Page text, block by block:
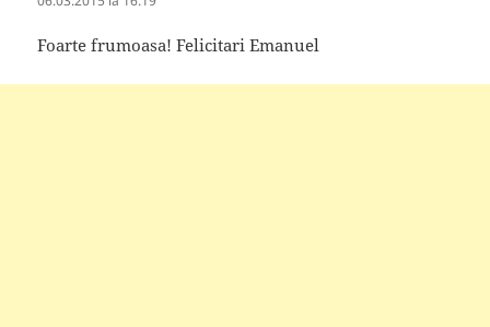
Foarte frumoasa! Felicitari Emanuel